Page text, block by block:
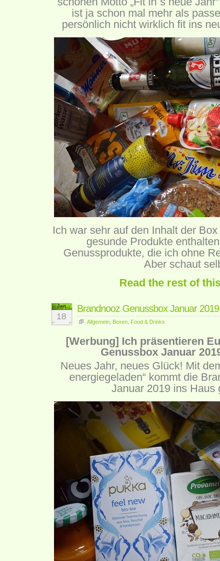
ist ja schon mal mehr als
persönlich nicht wirklich fit ins
Ich war sehr auf den Inhalt der
gesunde Produkte
Genussprodukte, die ich ohne
Aber schaut
Read the rest of
Jan.
18
Brandnooz Genussbox Januar
Allgemein Boxen Food & Drinks
[Werbung] Ich präsentieren
Genussbox Januar
Neues Jahr, neues Glück! Mit
energiegeladen“ kommt die
Januar 2019 ins Haus